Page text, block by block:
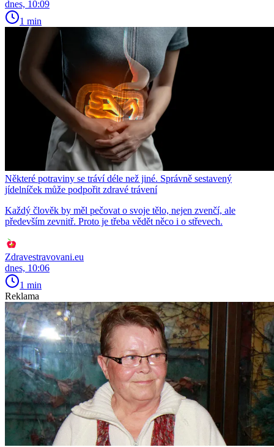
dnes, 10:09
1 min
Některé potraviny se tráví déle než jiné. Správně sestavený
jídelníček může podpořit zdravé trávení
Každý člověk by měl pečovat o svoje tělo, nejen zvenčí, ale
především zevnitř. Proto je třeba vědět něco i o střevech.
Zdravestravovani.eu
dnes, 10:06
1 min
Reklama